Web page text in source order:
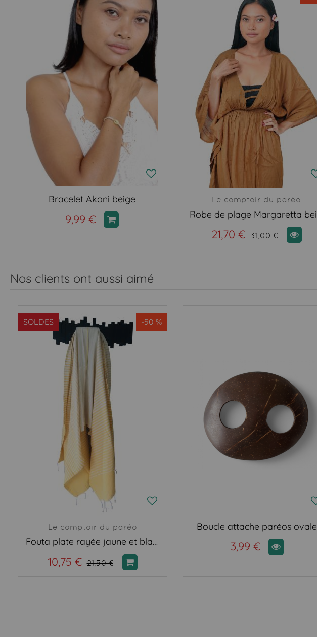
Bracelet Akoni beige
9,99 €
Le comptoir du paréo
21,70 € 31,00 €
Nos clients ont aussi aimé
SOLDES -50 %
Le comptoir du paréo
Fouta plate rayée jaune et blanc
10,75 € 21,50 €
Boucle attache paréos ovale
3,99 €